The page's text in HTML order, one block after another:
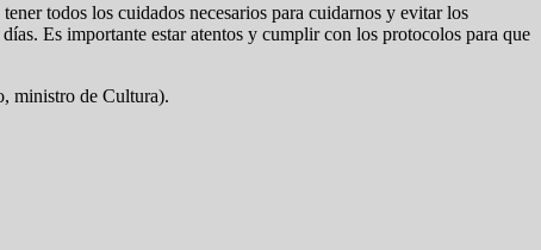
todos los cuidados necesarios para cuidarnos y evitar los
Es importante estar atentos y cumplir con los protocolos para que
ministro de Cultura).